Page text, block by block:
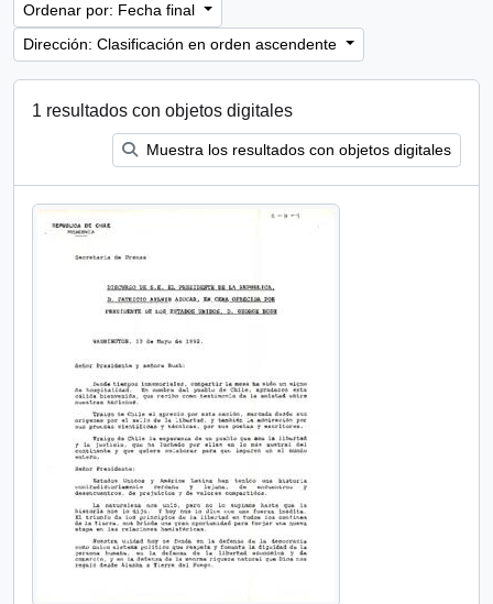
Ordenar por: Fecha final
Dirección: Clasificación en orden ascendente
1 resultados con objetos digitales
Muestra los resultados con objetos digitales